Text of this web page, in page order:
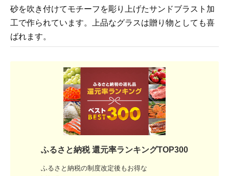
砂を吹き付けてモチーフを彫り上げたサンドブラスト加
工で作られています。上品なグラスは贈り物としても喜
ばれます。
ふるさと納税 還元率ランキングTOP300
ふるさと納税の制度改定後もお得な